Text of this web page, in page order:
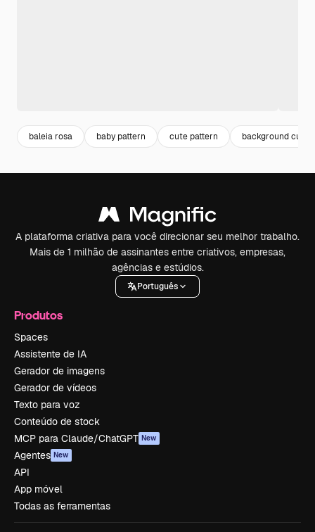
baleia rosa baby pattern cute pattern background cute
A plataforma criativa para você direcionar seu melhor trabalho.
Mais de 1 milhão de assinantes entre criativos, empresas,
agências e estúdios.
Português
Produtos
Spaces
Assistente de IA
Gerador de imagens
Gerador de vídeos
Texto para voz
Conteúdo de stock
MCP para Claude/ChatGPT New
Agentes New
API
App móvel
Todas as ferramentas